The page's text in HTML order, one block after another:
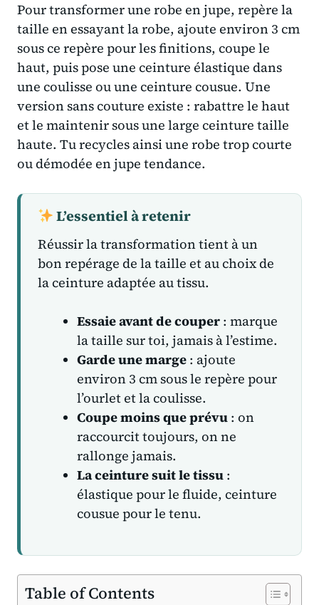
Pour transformer une robe en jupe, repère la
taille en essayant la robe, ajoute environ 3 cm
sous ce repère pour les finitions, coupe le
haut, puis pose une ceinture élastique dans
une coulisse ou une ceinture cousue. Une
version sans couture existe : rabattre le haut
et le maintenir sous une large ceinture taille
haute. Tu recycles ainsi une robe trop courte
ou démodée en jupe tendance.
L’essentiel à retenir
Réussir la transformation tient à un
bon repérage de la taille et au choix de
la ceinture adaptée au tissu.
Essaie avant de couper: marque
la taille sur toi, jamais à l’estime.
Garde une marge: ajoute
environ 3 cm sous le repère pour
l’ourlet et la coulisse.
Coupe moins que prévu: on
raccourcit toujours, on ne
rallonge jamais.
La ceinture suit le tissu:
élastique pour le fluide, ceinture
cousue pour le tenu.
Table of Contents